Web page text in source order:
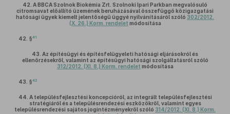
42. A BBCA Szolnok Biokémia Zrt. Szolnoki Ipari Parkban megvalósuló
citromsavat előállító üzemének beruházásával összefüggő közigazgatási
hatósági ügyek kiemelt jelentőségű üggyé nyilvánításáról szóló 302/2012.
(X. 26.) Korm. rendelet módosítása
42. §41
43. Az építésügyi és építésfelügyeleti hatósági eljárásokról és
ellenőrzésekről, valamint az építésügyi hatósági szolgáltatásról szóló
312/2012. (XI. 8.) Korm. rendelet módosítása
43. §42
44. A településfejlesztési koncepcióról, az integrált településfejlesztési
stratégiáról és a településrendezési eszközökről, valamint egyes
településrendezési sajátos jogintézményekről szóló 314/2012. (XI. 8.) Korm.